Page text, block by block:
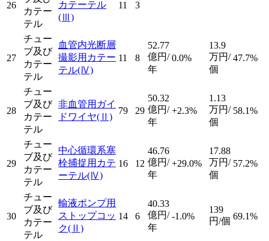
26
カテー
テル
カテーテル
(Ⅲ)
11 3
27
チュー
ブ及び
カテー
テル
血管内光断層
撮影用カテー
テル(Ⅳ)
11 8
52.77
億円/
年
0.0%
13.9
万円/
個
47.7%
28
チュー
ブ及び
カテー
テル
非血管用ガイ
ドワイヤ(Ⅱ)
79 29
50.32
億円/
年
+2.3%
1.13
万円/
個
58.1%
29
チュー
ブ及び
カテー
テル
中心循環系塞
栓捕捉用カテ
ーテル(Ⅳ)
16 12
46.76
億円/
年
+29.0%
17.88
万円/
個
57.2%
30
チュー
ブ及び
カテー
テル
輸液ポンプ用
ストップコッ
ク(Ⅱ)
14 6
40.33
億円/
年
-1.0%
139
円/個 69.1%